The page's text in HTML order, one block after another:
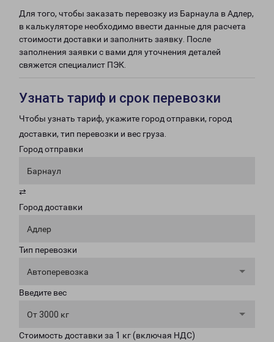
Для того, чтобы заказать перевозку из Барнаула в Адлер,
в калькуляторе необходимо ввести данные для расчета
стоимости доставки и заполнить заявку. После
заполнения заявки с вами для уточнения деталей
свяжется специалист ПЭК.
Узнать тариф и срок перевозки
Чтобы узнать тариф, укажите город отправки, город
доставки, тип перевозки и вес груза.
Город отправки
Барнаул
⇄
Город доставки
Адлер
Тип перевозки
Автоперевозка
Введите вес
От 3000 кг
Стоимость доставки за 1 кг (включая НДС)